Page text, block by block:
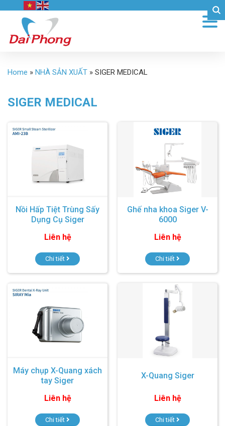
Home » NHÀ SẢN XUẤT » SIGER MEDICAL
SIGER MEDICAL
Nồi Hấp Tiệt Trùng Sấy
Dụng Cụ Siger
Liên hệ
Chi tiết
Ghế nha khoa Siger V-
6000
Liên hệ
Chi tiết
Máy chụp X-Quang xách
tay Siger
Liên hệ
Chi tiết
X-Quang Siger
Liên hệ
Chi tiết